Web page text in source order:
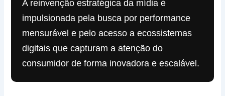
A reinvenção estratégica da mídia é
impulsionada pela busca por performance
mensurável e pelo acesso a ecossistemas
digitais que capturam a atenção do
consumidor de forma inovadora e escalável.